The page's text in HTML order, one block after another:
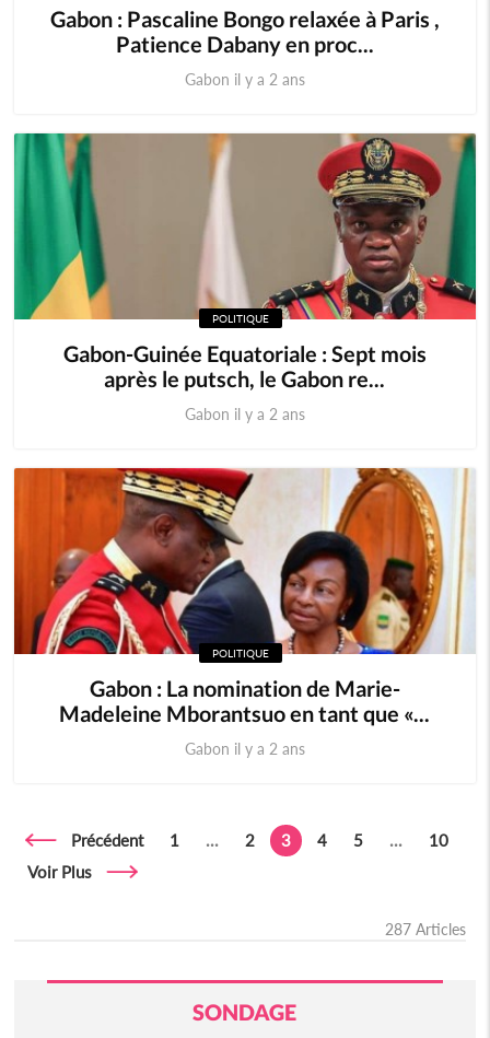
Gabon : Pascaline Bongo relaxée à Paris ,
Patience Dabany en proc...
Gabon il y a 2 ans
POLITIQUE
Gabon-Guinée Equatoriale : Sept mois
après le putsch, le Gabon re...
Gabon il y a 2 ans
POLITIQUE
Gabon : La nomination de Marie-
Madeleine Mborantsuo en tant que «...
Gabon il y a 2 ans
Précédent 1 ... 2 3 4 5 ...
10
Voir Plus
287 Articles
SONDAGE